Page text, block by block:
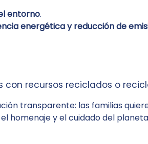
entorno.
energética y reducción de
recursos reciclados o
transparente: las familias
homenaje y el cuidado del